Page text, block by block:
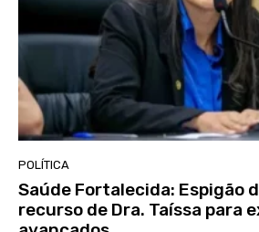
POLÍTICA
Saúde Fortalecida: Espigão
recurso de Dra. Taíssa para